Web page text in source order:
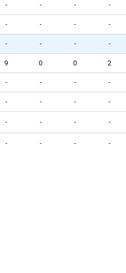
- - - -
- - - -
- - - -
9 0 0 2
- - - -
- - - -
- - - -
- - - -